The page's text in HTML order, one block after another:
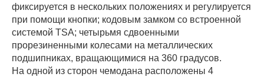
фиксируется в нескольких положениях и регулируется
при помощи кнопки; кодовым замком со встроенной
системой TSA; четырьмя сдвоенными
прорезиненными колесами на металлических
подшипниках, вращающимися на 360 градусов.
На одной из сторон чемодана расположены 4